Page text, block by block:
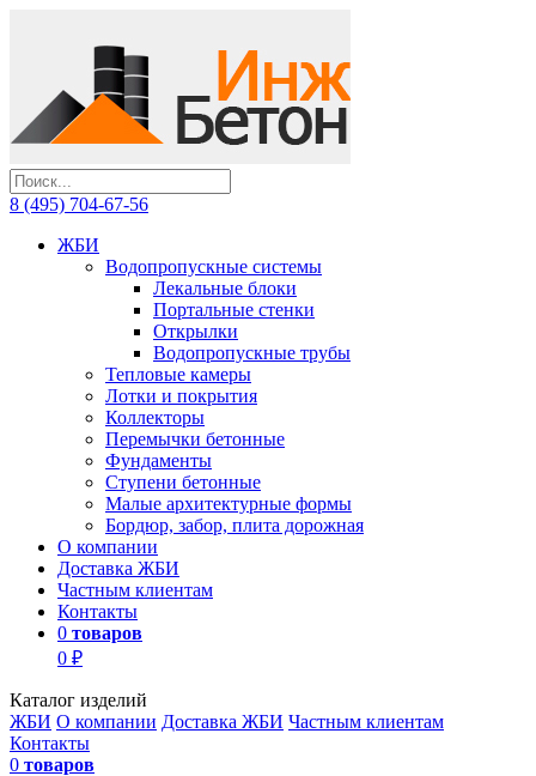
8 (495) 704-67-56
ЖБИ
Водопропускные системы
Лекальные блоки
Портальные стенки
Открылки
Водопропускные трубы
Тепловые камеры
Лотки и покрытия
Коллекторы
Перемычки бетонные
Фундаменты
Ступени бетонные
Малые архитектурные формы
Бордюр, забор, плита дорожная
О компании
Доставка ЖБИ
Частным клиентам
Контакты
0 товаров
0 ₽
Каталог изделий
ЖБИ О компании Доставка ЖБИ Частным клиентам
Контакты
0 товаров